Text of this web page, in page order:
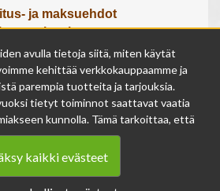
ja maksuehdot
Tietoa meistä
Osta lahjakortti
peruutuslomake
avoinna
ma - pe 9 - 17
la 9 - 14
su suljettu
avulla tietoja siitä, miten käytät
kehittää verkkokauppaamme ja
parempia tuotteita ja tarjouksia.
tietyt toiminnot saattavat vaatia
kunnolla. Tämä tarkoittaa, että
anonymisoidut tiedot voivat kertyä,
evästeiden käytön. Näitä tietoja
parantamiseen, eikä niistä
kaikki evästeet